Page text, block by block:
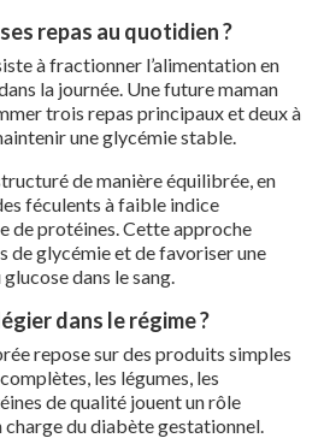
repas au quotidien ?
à fractionner l’alimentation en
la journée. Une future maman
trois repas principaux et deux à
une glycémie stable.
de manière équilibrée, en
féculents à faible indice
de protéines. Cette approche
de glycémie et de favoriser une
dans le sang.
dans le régime ?
repose sur des produits simples
les légumes, les
de qualité jouent un rôle
charge du diabète gestationnel.